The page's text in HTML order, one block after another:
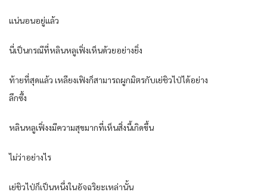
แน่นอนอยู่แล้ว
นี่เป็นกรณีที่หลินหลูเฟิ่งเห็นด้วยอย่างยิ่ง
ท้ายที่สุดแล้ว เหลียงเฟิงก็สามารถผูกมิตรกับเย่ชิวไป่ได้อย่าง
ลึกซึ้ง
หลินหลูเฟิ่งงมีความสุขมากที่เห็นสิ่งนี้เกิดขึ้น
ไม่ว่าอย่างไร
เย่ชิวไป่ก็เป็นหนึ่งในอัจฉริยะเหล่านั้น